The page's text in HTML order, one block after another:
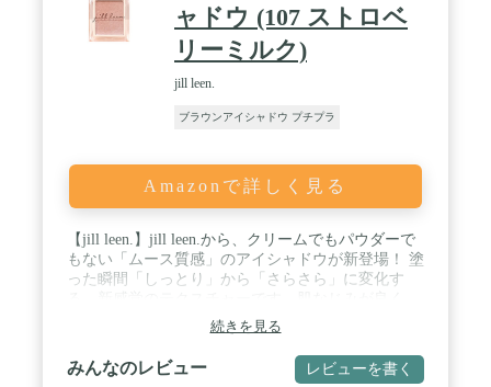
ャドウ (107 ストロベ
リーミルク)
jill leen.
ブラウンアイシャドウ プチプラ
Amazonで詳しく見る
【jill leen.】jill leen.から、クリームでもパウダーで
もない「ムース質感」のアイシャドウが新登場！ 塗
った瞬間「しっとり」から「さらさら」に変化す
自然でやわらかな目元を演出します。「ラメ」「パ
ール」「マット」の 全8色展開。 / 【107 ストロベ
リーミルク】馴染みやすいピンクカラーに小粒のピ
ンク系のラメで上品な華やかさを演出。 / 【コンパ
続きを見る
みんなのレビュー レビューを書く